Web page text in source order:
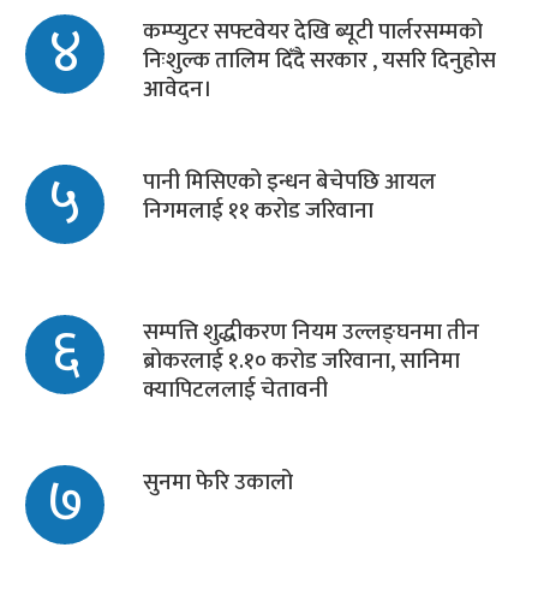
४ कम्प्युटर सफ्टवेयर देखि ब्यूटी पार्लरसम्मको
निःशुल्क तालिम दिँदै सरकार , यसरि दिनुहोस
आवेदन।
५ पानी मिसिएको इन्धन बेचेपछि आयल
निगमलाई ११ करोड जरिवाना
६ सम्पत्ति शुद्धीकरण नियम उल्लङ्घनमा तीन
ब्रोकरलाई १.१० करोड जरिवाना, सानिमा
क्यापिटललाई चेतावनी
७ सुनमा फेरि उकालो